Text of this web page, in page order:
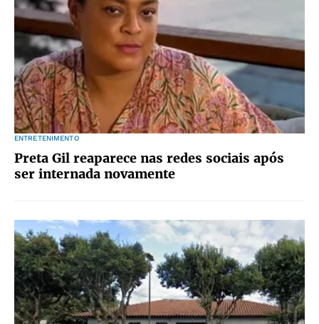
ENTRETENIMENTO
Preta Gil reaparece nas redes sociais após
ser internada novamente